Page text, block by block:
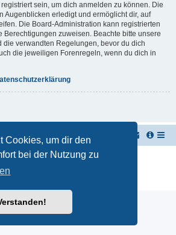
Cookies, um dir den
bei der Nutzung zu
sein, um dich anmelden zu können. Die
Augenblicken erledigt und ermöglicht dir, auf
Die Board-Administration kann registrierten
Berechtigungen zuweisen. Beachte bitte unsere
die verwandten Regelungen, bevor du dich
die jeweiligen Forenregeln, wenn du dich in
Foren-Übersicht
phpBB ® Forum Software © phpBB Limited
Übersetzung durch